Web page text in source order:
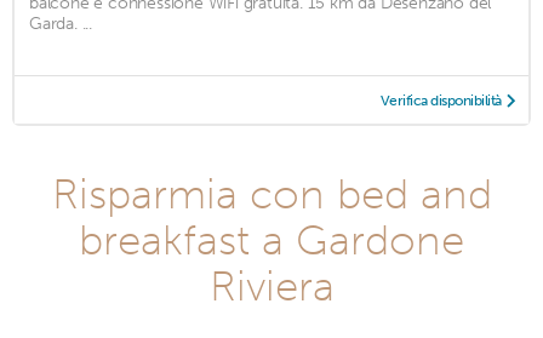
Garda. ...
Verifica disponibilità
Risparmia con bed and
breakfast a Gardone
Riviera